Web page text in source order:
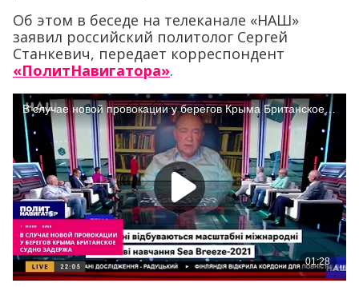
Об этом в беседе на телеканале «НАШ»
заявил российский политолог Сергей
Станкевич, передает корреспондент
«ПолитНавигатора».